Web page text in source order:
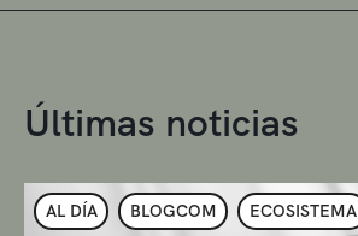
Últimas noticias
AL DÍA BLOGCOM ECOSISTEMA